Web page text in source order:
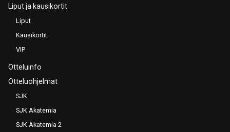
Liput ja kausikortit
Liput
Kausikortit
VIP
Otteluinfo
Otteluohjelmat
SJK
SJK Akatemia
SJK Akatemia 2